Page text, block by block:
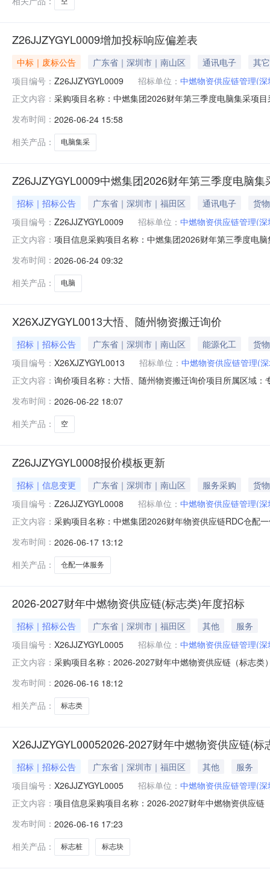
Z26JJZYGYL0009增加投标响应偏差表
中标｜废标公告 广东省｜深圳市｜南山区 通讯电子
其它
项目编号： Z26JJZYGYL0009 招标单位： 中燃物资供应链管理(
正文内容： 采购项目名称：中燃集团2026财年第三季度电脑集采项
面，竞价结束后连同盖章版报价单，投标响应文档一起
发布时间： 2026-06-24 15:58
相关产品：
电脑集采
Z26JJZYGYL0009中燃集团2026财年第三季度电脑集
招标｜招标公告 广东省｜深圳市｜福田区 通讯电子
货物
项目编号： Z26JJZYGYL0009 招标单位： 中燃物资供应链管理(
正文内容： 项目信息采购项目名称：中燃集团2026财年第三季度电
方式：竞价采购项目类型：经营货物公告开始时间：
发布时间： 2026-06-24 09:32
相关产品：
电脑
X26XJZYGYL0013大悟、随州物资搬迁询价
招标｜招标公告 广东省｜深圳市｜南山区 能源化工
货物
项目编号： X26XJZYGYL0013 招标单位： 中燃物资供应链管理(
正文内容： 询价项目名称：大悟、随州物资搬迁询价项目所属区域
间：2026-06-2318:10:00相关要求：序号物料编码货物
发布时间： 2026-06-22 18:07
相关产品：
空
Z26JJZYGYL0008报价模板更新
招标｜信息变更 广东省｜深圳市｜南山区 服务采购
货物
项目编号： Z26JJZYGYL0008 招标单位： 中燃物资供应链管理(
正文内容： 采购项目名称：中燃集团2026财年物资供应链RDC仓配
价模板有公司错误，请以补遗附件的6.17更新版为准。
发布时间： 2026-06-17 13:12
相关产品：
仓配一体服务
2026-2027财年中燃物资供应链(标志类)年度招标
招标｜招标公告 广东省｜深圳市｜福田区 其他
服务
项目编号： X26JJZYGYL0005 招标单位： 中燃物资供应链管理(
正文内容： 采购项目名称：2026-2027财年中燃物资供应链（标志
人：采购方式：竞价采购公告开始时间：2026-06-
发布时间： 2026-06-16 18:12
相关产品：
标志类
X26JJZYGYL00052026-2027财年中燃物资供应链(标
招标｜招标公告 广东省｜深圳市｜福田区 其他
服务
项目编号： X26JJZYGYL0005 招标单位： 中燃物资供应链管理(
正文内容： 项目信息采购项目名称：2026-2027财年中燃物资供应
源：采购方式：竞价采购项目类型：工程货物公告开始
发布时间： 2026-06-16 17:23
相关产品：
标志桩 标志块